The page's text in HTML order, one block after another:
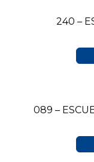
240 –
089 –